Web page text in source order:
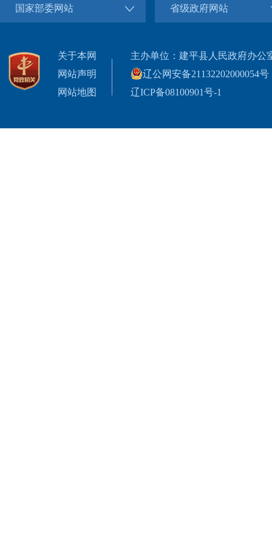
国家部委网站 省级政府网站
关于本网
网站声明
网站地图
主办单位：建平县人民政府办公
辽公网安备21132202000054号
辽ICP备08100901号-1